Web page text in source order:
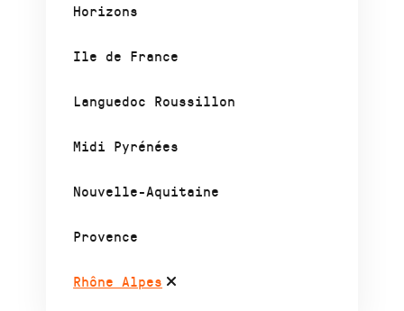
Horizons
Ile de France
Languedoc Roussillon
Midi Pyrénées
Nouvelle-Aquitaine
Provence
Rhône Alpes